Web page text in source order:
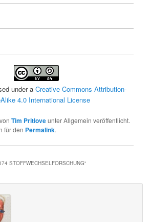
under a Creative Commons Attribution-
4.0 International License
Tim Pritloveunter Allgemein veröffentlicht.
für den Permalink.
STOFFWECHSELFORSCHUNG“